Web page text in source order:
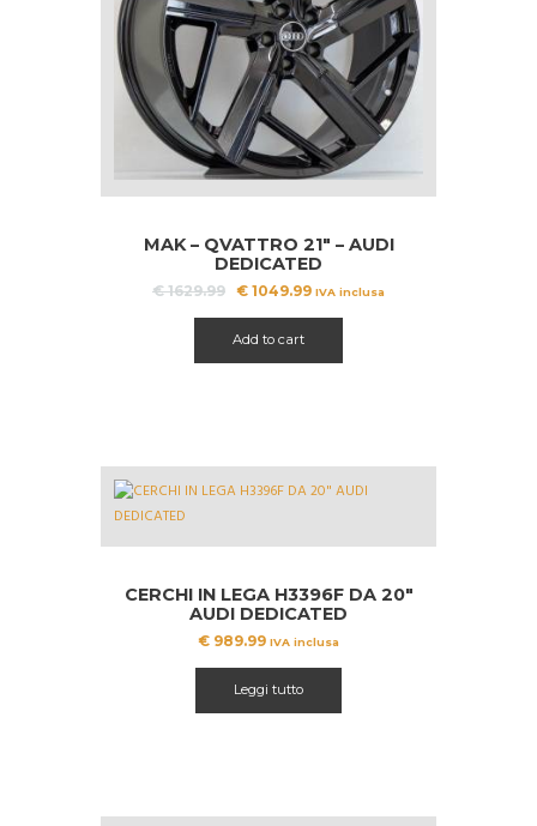
MAK – QVATTRO 21″ – AUDI
DEDICATED
€1629.99 Il
era:
€ 1629.99.
€ 1049.99Il
€ 1049.99.
IVA inclusa
Add to cart
CERCHI IN LEGA H3396F DA 20″
AUDI DEDICATED
€ 989.99 IVA inclusa
Leggi tutto